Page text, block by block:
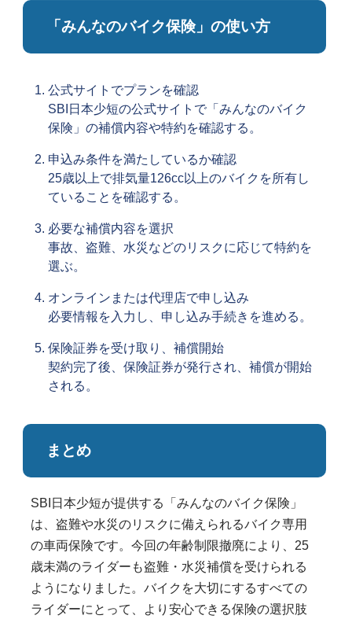
「みんなのバイク保険」の使い方
公式サイトでプランを確認
SBI日本少短の公式サイトで「みんなのバイク
保険」の補償内容や特約を確認する。
申込み条件を満たしているか確認
25歳以上で排気量126cc以上のバイクを所有し
ていることを確認する。
必要な補償内容を選択
事故、盗難、水災などのリスクに応じて特約を
選ぶ。
オンラインまたは代理店で申し込み
必要情報を入力し、申し込み手続きを進める。
保険証券を受け取り、補償開始
契約完了後、保険証券が発行され、補償が開始
される。
まとめ
SBI日本少短が提供する「みんなのバイク保険」
は、盗難や水災のリスクに備えられるバイク専用
の車両保険です。今回の年齢制限撤廃により、25
歳未満のライダーも盗難・水災補償を受けられる
ようになりました。バイクを大切にするすべての
ライダーにとって、より安心できる保険の選択肢